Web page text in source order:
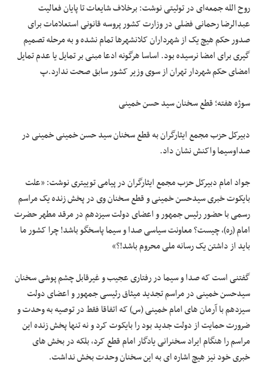
روح الله جمعه‌ای در توئیتی نوشت: برخلاف شایعات تا پایان فعالیت
عبدالرضا رحمانی فضلی در وزارت کشور پروسه قانونی استعلامات برای
صدور حکم هیچ یک از شهرداران کلانشهرها تمام نشده و به مرحله تصمیم
گیری برای امضا نرسیده بود. اساسا هرگونه ادعا مبنی بر تمایل یا عدم تمایل
امضای حکم شهردار تهران از سوی وزیر کشور سابق صحت ندارد.پ
سوژه هفته؛ قطع سخنان سید حسن خمینی
دبیرکل حزب مجمع ایثارگران به قطع سخنان سید حسن خمینی خمینی در
صداوسیما واکنش نشان داد.
جواد امام دبیرکل حزب مجمع ایثارگران در پیامی توییتری نوشت: «علت
بایکوت خبری سیدحسن خمینی و قطع سخنان وی در پخش زنده یک مراسم
رسمی با حضور رئیس جمهور و اعضای دولت سیزدهم در مرقد مطهر حضرت
امام (ره)، چیست؟ معاونت سیاسی صدا و سیما پاسخگو باشد! چرا کشور ما
باید از داشتن یک رسانه ملی محروم باشد!؟»
گفتنی است که صدا و سیما در رفتاری عجیب و غیرقابل چشم پوشی سخنان
سیدحسن خمینی در مراسم تجدید میثاق رئیسی جمهور و اعضای دولت
سیزدهم با آرمان های امام خمینی (س) که اتفاقا فقط در توصیه به وحدت و
ضرورت حمایت از دولت جدید بود را بایکوت کرد و نه تنها پخش زنده این
مراسم را هنگام ایراد سخنرانی یادگار امام قطع کرد، بلکه در بخش های
خبری خود نیز هیچ اشاره ای به این سخنان وحدت بخش نداشت.